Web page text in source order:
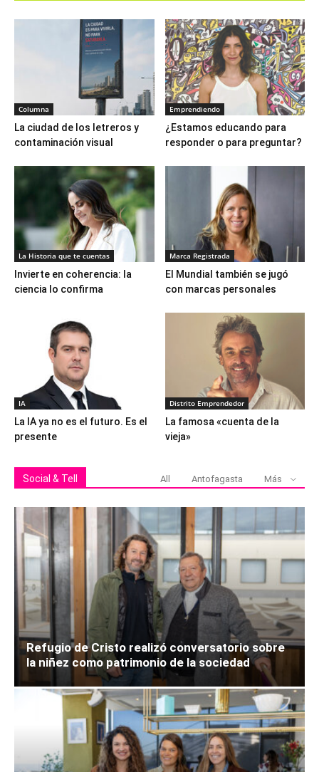
Columna
La ciudad de los letreros y
contaminación visual
Emprendiendo
¿Estamos educando para
responder o para preguntar?
La Historia que te cuentas
Invierte en coherencia: la
ciencia lo confirma
Marca Registrada
El Mundial también se jugó
con marcas personales
IA
La IA ya no es el futuro. Es el
presente
Distrito Emprendedor
La famosa «cuenta de la
vieja»
Social & Tell All Antofagasta Más
Refugio de Cristo realizó conversatorio sobre
la niñez como patrimonio de la sociedad